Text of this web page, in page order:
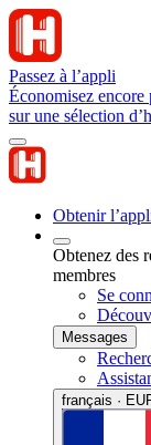
Passez à l’appli
Économisez encore
sur une sélection
Obtenir
Obtenez des
membres
Se
Messages
français ·